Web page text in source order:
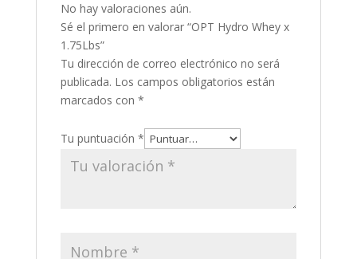
No hay valoraciones aún.
Sé el primero en valorar “OPT Hydro Whey x
1.75Lbs”
Tu dirección de correo electrónico no será
publicada. Los campos obligatorios están
marcados con *
Tu puntuación *